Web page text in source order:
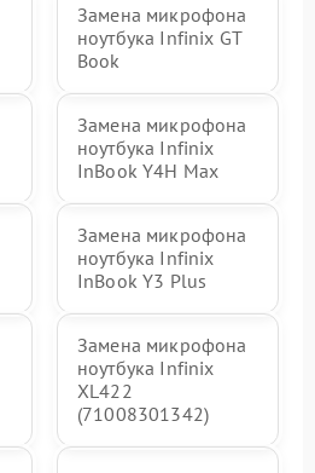
Замена микрофона
ноутбука Infinix GT
Book
Замена микрофона
ноутбука Infinix
InBook Y4H Max
Замена микрофона
ноутбука Infinix
InBook Y3 Plus
Замена микрофона
ноутбука Infinix
XL422
(71008301342)